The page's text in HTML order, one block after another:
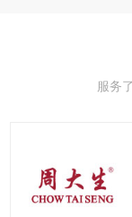
服务